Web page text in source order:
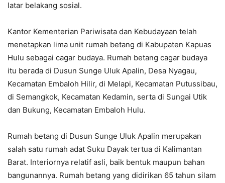
latar belakang sosial.
Kantor Kementerian Pariwisata dan Kebudayaan telah
menetapkan lima unit rumah betang di Kabupaten Kapuas
Hulu sebagai cagar budaya. Rumah betang cagar budaya
itu berada di Dusun Sunge Uluk Apalin, Desa Nyagau,
Kecamatan Embaloh Hilir, di Melapi, Kecamatan Putussibau,
di Semangkok, Kecamatan Kedamin, serta di Sungai Utik
dan Bukung, Kecamatan Embaloh Hulu.
Rumah betang di Dusun Sunge Uluk Apalin merupakan
salah satu rumah adat Suku Dayak tertua di Kalimantan
Barat. Interiornya relatif asli, baik bentuk maupun bahan
bangunannya. Rumah betang yang didirikan 65 tahun silam